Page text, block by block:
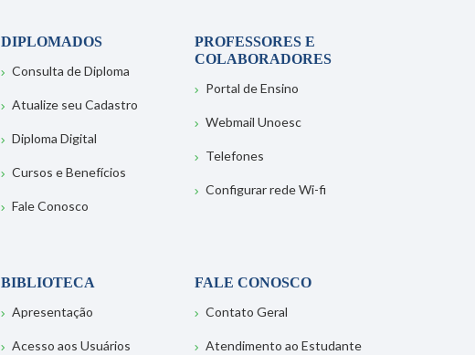
DIPLOMADOS
Consulta de Diploma
Atualize seu Cadastro
Diploma Digital
Cursos e Benefícios
Fale Conosco
PROFESSORES E
COLABORADORES
Portal de Ensino
Webmail Unoesc
Telefones
Configurar rede Wi-fi
BIBLIOTECA
Apresentação
Acesso aos Usuários
FALE CONOSCO
Contato Geral
Atendimento ao Estudante